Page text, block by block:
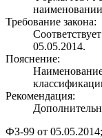
Требование закона:
05.05.2014.
Пояснение:
Рекомендация:
ФЗ-99 от